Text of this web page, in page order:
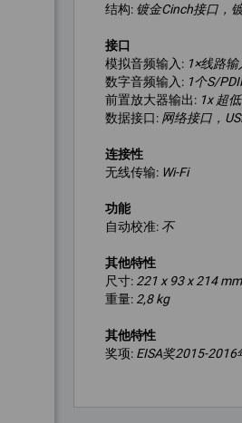
结构: 镀金Cinch接口，
接口
模拟音频输入: 1×线路
数字音频输入: 1个S/
前置放大器输出: 1x 超
数据接口: 网络接口，
连接性
无线传输: Wi-Fi
功能
自动校准: 不
其他特性
尺寸: 221 x 93 x 214 mm
重量: 2,8 kg
其他特性
奖项: EISA奖2015-